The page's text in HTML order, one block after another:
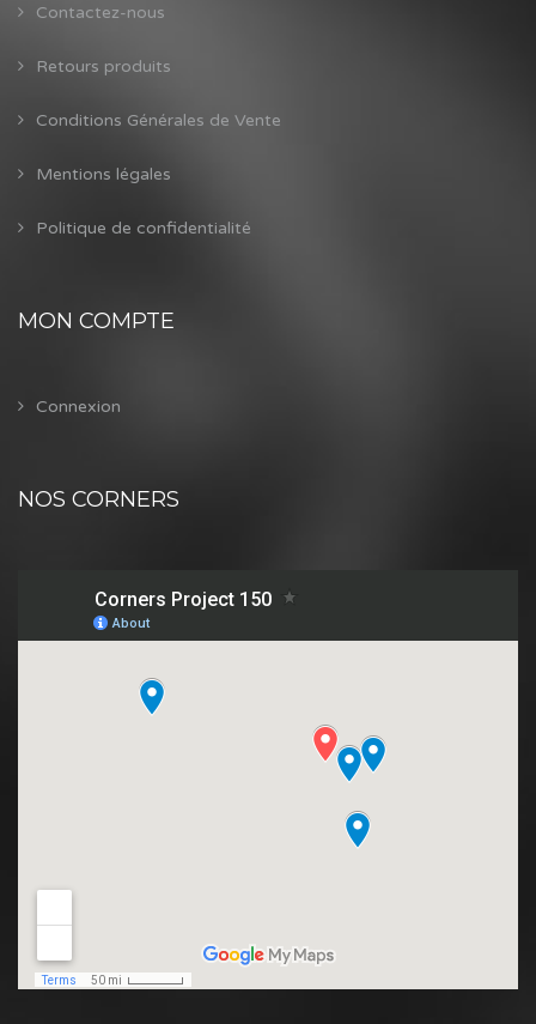
Contactez-nous
Retours produits
Conditions Générales de Vente
Mentions légales
Politique de confidentialité
MON COMPTE
Connexion
NOS CORNERS